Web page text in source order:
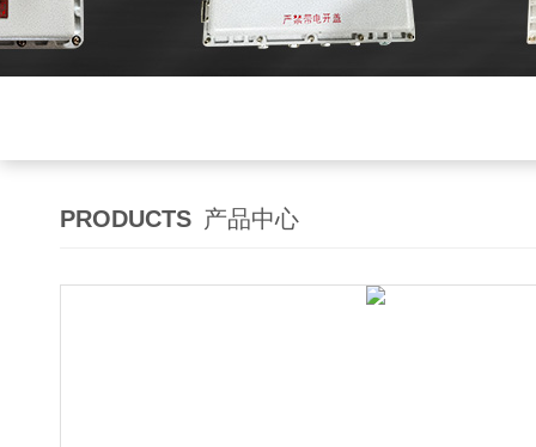
PRODUCTS 产品中心